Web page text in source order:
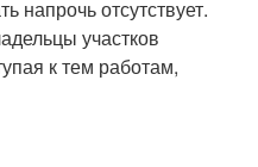
напрочь отсутствует.
участков
к тем работам,